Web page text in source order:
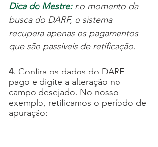
Dica do Mestre: no momento da
busca do DARF, o sistema
recupera apenas os pagamentos
que são passíveis de retificação.
4. Confira os dados do DARF
pago e digite a alteração no
campo desejado. No nosso
exemplo, retificamos o período de
apuração: